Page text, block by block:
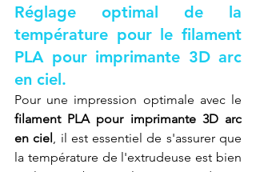
Réglage optimal de la
température pour le filament
PLA pour imprimante 3D arc
en ciel.
filament PLA pour imprimante 3D arc
en ciel, il est essentiel de s'assurer que
la température de l'extrudeuse est bien